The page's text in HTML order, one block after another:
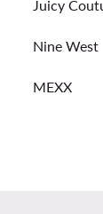
Juicy
Nine West
MEXX